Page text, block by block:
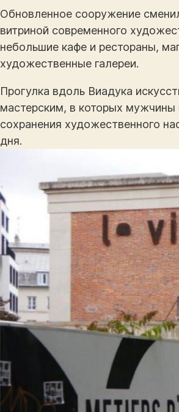
Обновленное сооружение
витриной современного
небольшие кафе и рестораны,
художественные галереи.
Прогулка вдоль Виадука
мастерским, в которых
сохранения художественного
дня.